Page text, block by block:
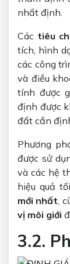
nhất định.
Các tiêu
tích, hình
các công
và điều
tính được
định được
đất cần
Phương
được sử
và các hệ
hiệu quả
mới nhất,
vị môi giới
3.2.